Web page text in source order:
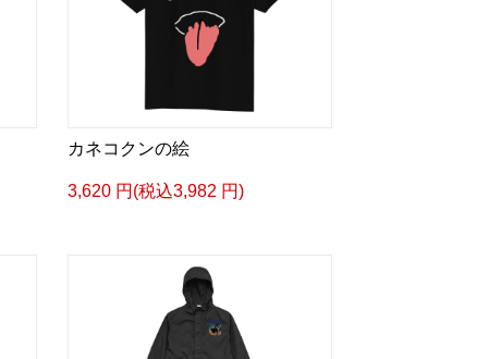
カネコクンの絵
3,620 円(税込3,982 円)